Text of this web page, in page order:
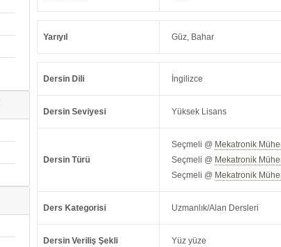
Yarıyıl Güz, Bahar
Dersin Dili İngilizce
Dersin Seviyesi Yüksek Lisans
Dersin Türü
Seçmeli @ Mekatronik
Seçmeli @ Mekatronik
Seçmeli @ Mekatronik
Ders Kategorisi Uzmanlık/Alan Dersleri
Dersin Veriliş Şekli Yüz yüze